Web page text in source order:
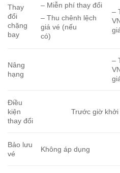
Thay
đổi
chặng
bay
– Miễn phí thay đổi
– Thu chênh lệch
giá vé (nếu
có)
–
Nâng
hạng
–
Điều
kiện
thay đổi
Trước giờ khởi
Bảo lưu
vé
Không áp dụng